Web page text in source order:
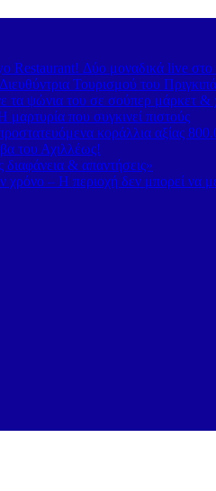
Restaurant! Δύο μοναδικά live
Τουρισμού του
ψώνια του σε σούπερ μάρκετ &
που συγκινεί πιστούς
κοράλλια αξίας
του Αχιλλέως!
& απαντήσεις»
– Η περιοχή δεν μπορεί να